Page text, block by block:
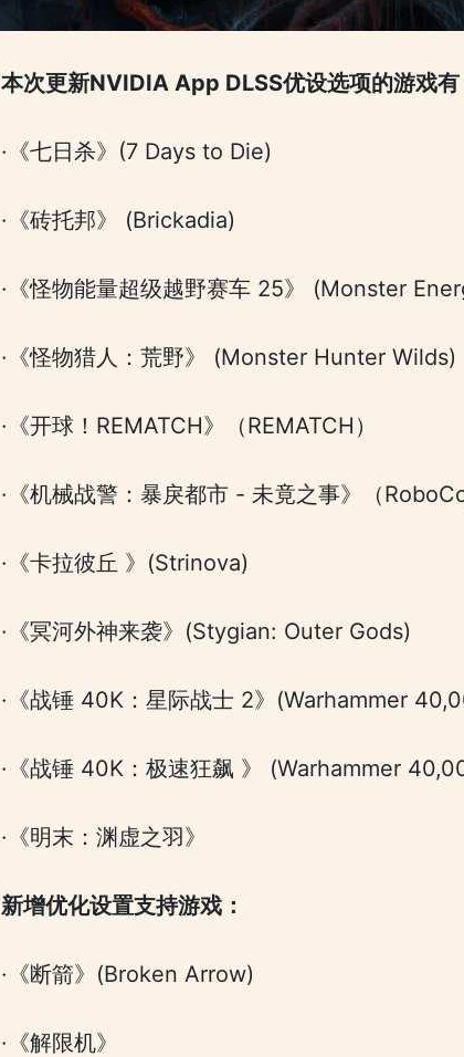
本次更新NVIDIA App DLSS优设选项的游戏有
·《七日杀》(7 Days to Die)
·《砖托邦》 (Brickadia)
·《怪物能量超级越野赛车 25》 (Monster
·《怪物猎人：荒野》 (Monster Hunter Wilds)
·《开球！REMATCH》（REMATCH）
·《机械战警：暴戾都市 - 未竟之事》（
·《卡拉彼丘 》(Strinova)
·《冥河外神来袭》(Stygian: Outer Gods)
·《战锤 40K：星际战士 2》(Warhammer
·《战锤 40K：极速狂飙 》 (Warhammer
·《明末：渊虚之羽》
新增优化设置支持游戏：
·《断箭》(Broken Arrow)
·《解限机》